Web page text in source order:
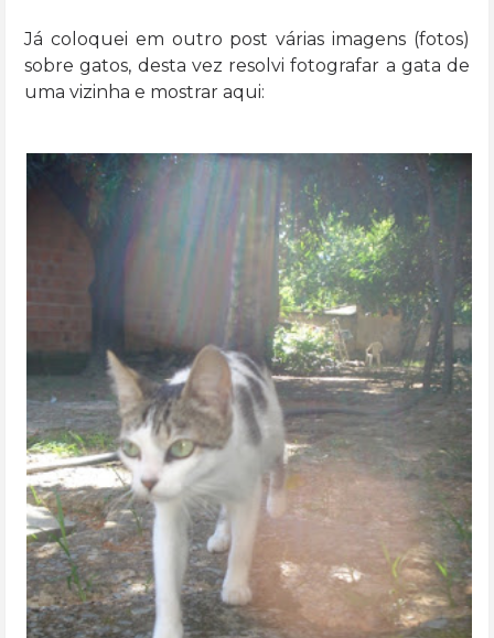
Já coloquei em outro post várias imagens (fotos)
sobre gatos, desta vez resolvi fotografar a gata de
uma vizinha e mostrar aqui: